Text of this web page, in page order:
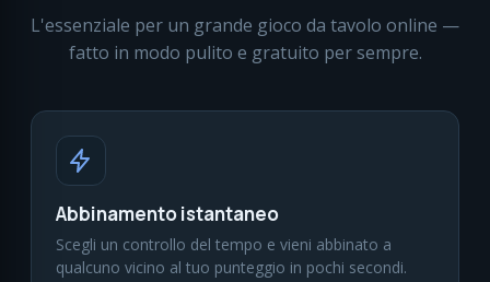
L'essenziale per un grande gioco da tavolo online —
fatto in modo pulito e gratuito per sempre.
Abbinamento istantaneo
Scegli un controllo del tempo e vieni abbinato a
qualcuno vicino al tuo punteggio in pochi secondi.